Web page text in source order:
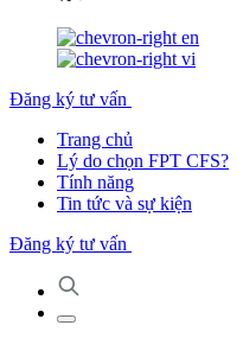
en
vi
Đăng ký tư vấn
Trang chủ
Lý do chọn FPT CFS?
Tính năng
Tin tức và sự kiện
Đăng ký tư vấn